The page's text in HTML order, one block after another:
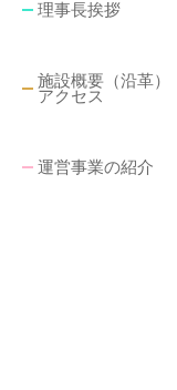
理事長挨拶
施設概要（沿革）
アクセス
運営事業の紹介